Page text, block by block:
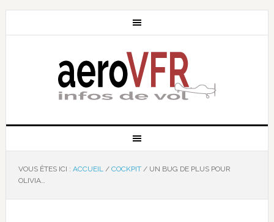
VOUS ÊTES ICI : ACCUEIL / COCKPIT /UN BUG DE PLUS POUR
OLIVIA…